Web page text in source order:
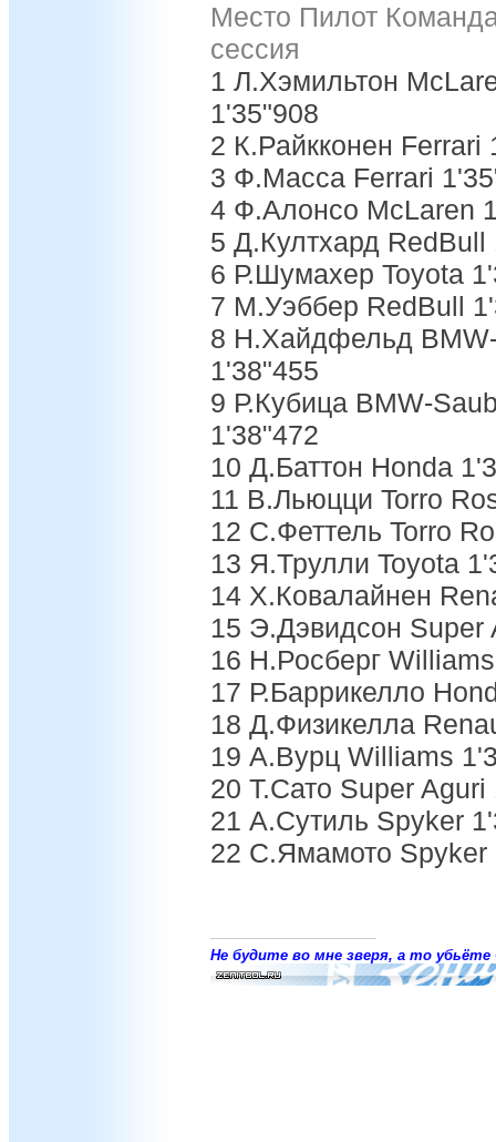
Место Пилот
сессия
1 Л.Хэмильтон
1'35"908
2 К.Райкконен
3 Ф.Масса Ferrari
4 Ф.Алонсо McLaren
5 Д.Култхард
6 Р.Шумахер Toyota
7 М.Уэббер RedBull
8 Н.Хайдфельд
1'38"455
9 Р.Кубица BMW-
1'38"472
10 Д.Баттон Honda
11 В.Льюцци Torro
12 С.Феттель Torro
13 Я.Трулли Toyota
14 Х.Ковалайнен
15 Э.Дэвидсон Super
16 Н.Росберг
17 Р.Баррикелло
18 Д.Физикелла
19 А.Вурц Williams
20 Т.Сато Super Aguri
21 А.Сутиль Spyker
22 С.Ямамото Spyker
Не будите во мне зверя, а то убьёте